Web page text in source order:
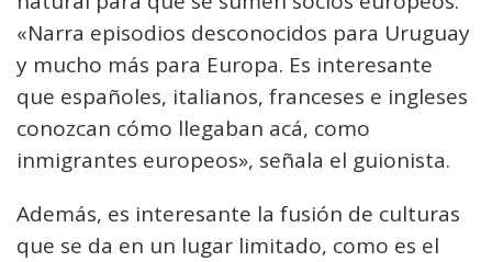
«Narra episodios desconocidos para Uruguay
y mucho más para Europa. Es interesante
que españoles, italianos, franceses e ingleses
conozcan cómo llegaban acá, como
inmigrantes europeos», señala el guionista.
Además, es interesante la fusión de culturas
que se da en un lugar limitado, como es el